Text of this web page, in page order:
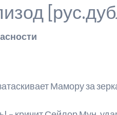
Другие
Мамору за